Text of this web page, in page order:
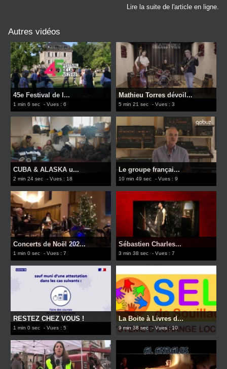
Lire la suite de l'article en ligne.
Autres vidéos
45e Festival de l...
1 min 6 sec - Vues : 6
Mathieu Torres dévoil...
5 min 21 sec - Vues : 3
CUBA & ALASKA u...
2 min 24 sec - Vues : 18
Le groupe françai...
10 min 49 sec - Vues : 9
Concerts de Noël 202...
1 min 0 sec - Vues : 7
Sébastien Charles...
3 min 38 sec - Vues : 7
RESTEZ CHEZ VOUS !
1 min 0 sec - Vues : 5
La Boite à Livres d...
9 min 38 sec - Vues : 10